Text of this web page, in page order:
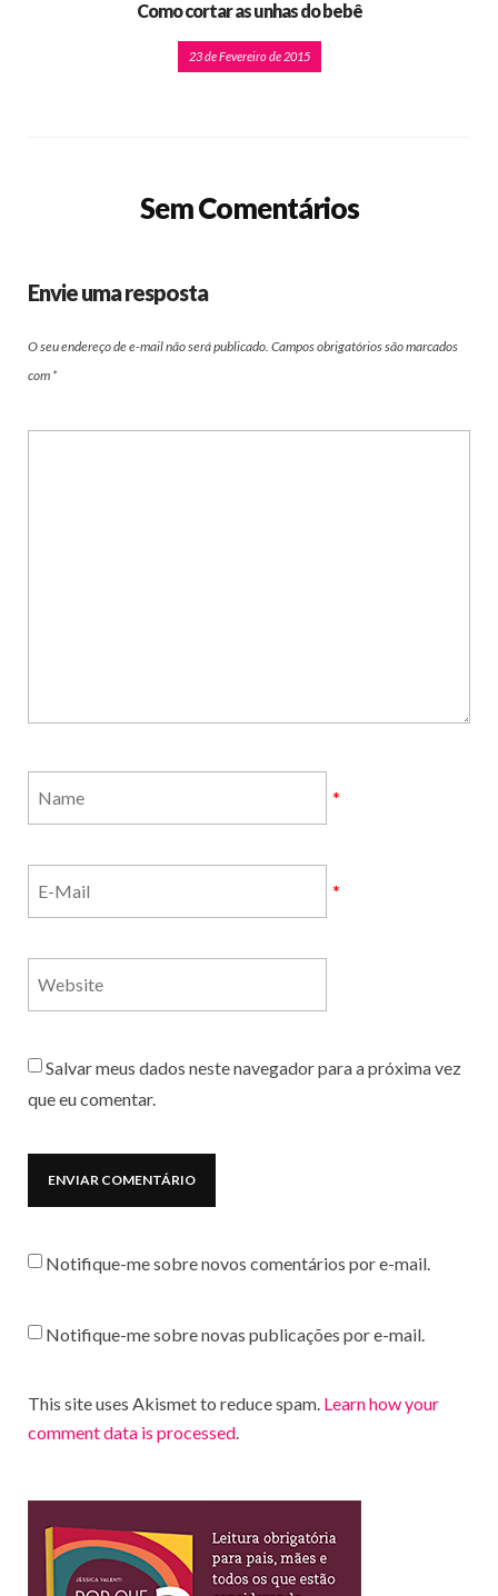
Como cortar as unhas do bebê
23 de Fevereiro de 2015
Sem Comentários
Envie uma resposta
O seu endereço de e-mail não será publicado. Campos obrigatórios são marcados
com *
*
*
Salvar meus dados neste navegador para a próxima vez
que eu comentar.
Notifique-me sobre novos comentários por e-mail.
Notifique-me sobre novas publicações por e-mail.
This site uses Akismet to reduce spam. Learn how your
comment data is processed.